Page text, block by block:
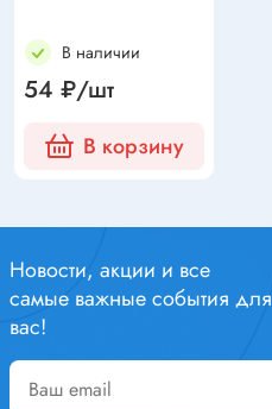
В наличии
54 ₽/шт
В корзину
Новости, акции и все
самые важные события для
вас!